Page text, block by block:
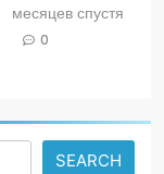
месяцев спустя
0
SEARCH